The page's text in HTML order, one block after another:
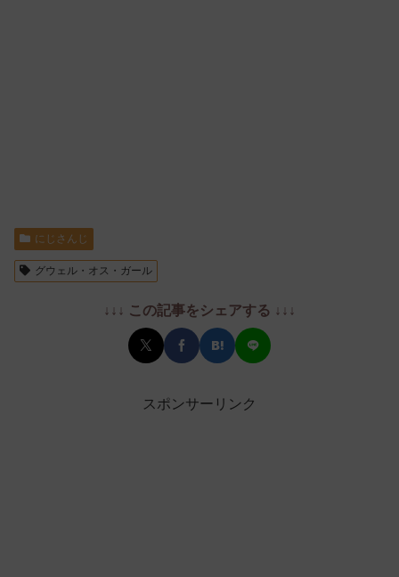
にじさんじ
グウェル・オス・ガール
↓↓↓ この記事をシェアする ↓↓↓
スポンサーリンク